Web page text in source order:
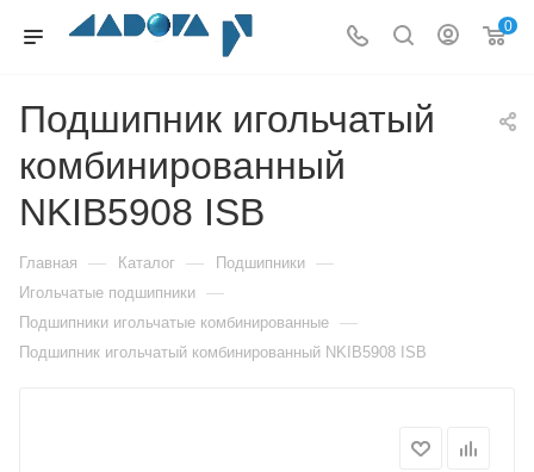
0
Подшипник игольчатый
комбинированный
NKIB5908 ISB
Главная — Каталог — Подшипники —
Игольчатые подшипники —
Подшипники игольчатые комбинированные —
Подшипник игольчатый комбинированный NKIB5908 ISB